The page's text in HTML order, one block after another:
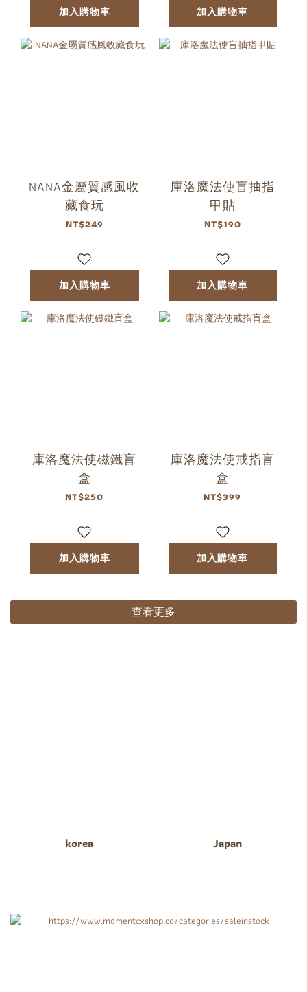
加入購物車 加入購物車
NANA金屬質感風收
藏食玩
NT$249
加入購物車
庫洛魔法使盲抽指
甲貼
NT$190
加入購物車
庫洛魔法使磁鐵盲
盒
NT$250
加入購物車
庫洛魔法使戒指盲
盒
NT$399
加入購物車
查看更多
korea Japan